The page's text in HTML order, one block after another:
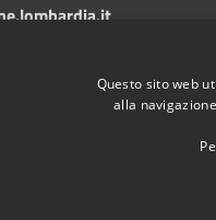
Questo sito web
alla